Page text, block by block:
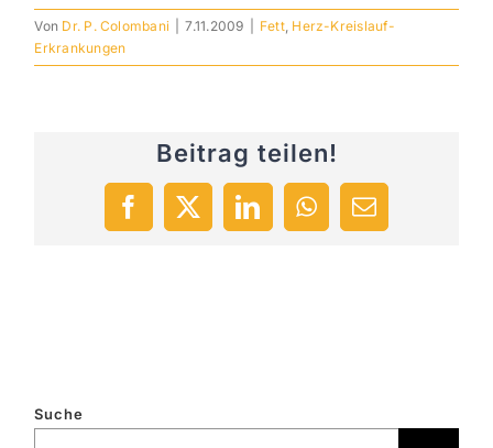
Von Dr. P. Colombani 7.11.2009 Fett, Herz-Kreislauf-
Erkrankungen
Beitrag teilen!
Facebook
X LinkedInWhatsApp
E-
Suche